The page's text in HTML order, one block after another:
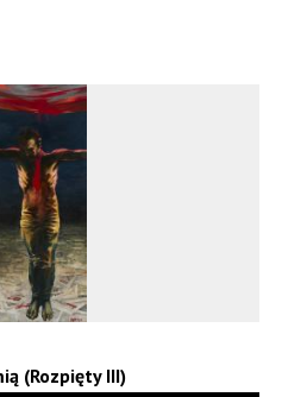
(Rozpięty III)